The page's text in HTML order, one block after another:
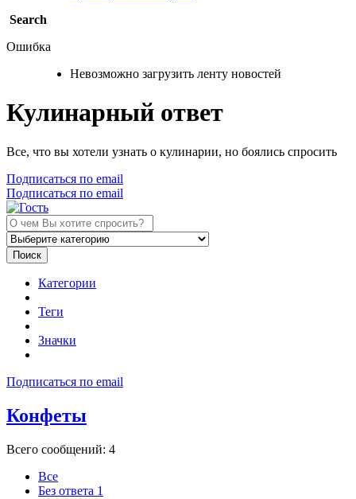
Search
Ошибка
Невозможно загрузить ленту новостей
Кулинарный ответ
Все, что вы хотели узнать о кулинарии, но боялись спросить
Подписаться по email
Подписаться по email
Поиск
Категории
Теги
Значки
Подписаться по email
Конфеты
Всего сообщений: 4
Все
Без ответа 1